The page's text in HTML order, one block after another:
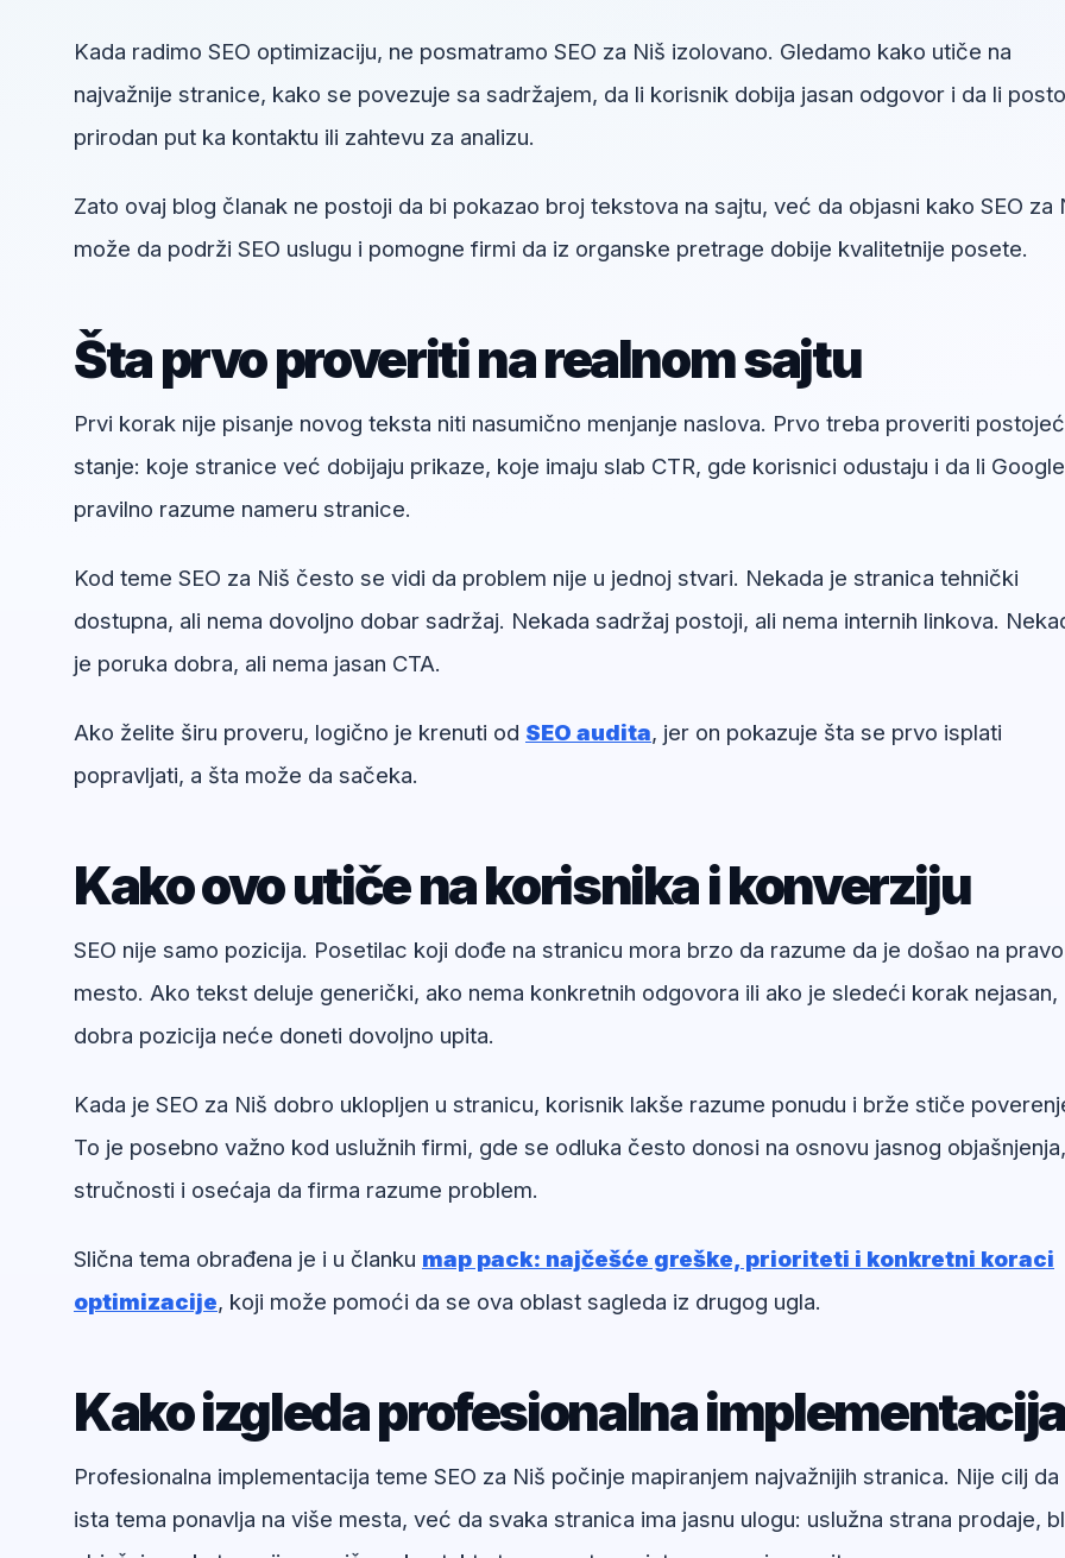
Kada radimo SEO optimizaciju, ne posmatramo SEO za Niš izolovano. Gledamo kako utiče na
najvažnije stranice, kako se povezuje sa sadržajem, da li korisnik dobija jasan odgovor i da li
prirodan put ka kontaktu ili zahtevu za analizu.
Zato ovaj blog članak ne postoji da bi pokazao broj tekstova na sajtu, već da objasni kako SEO za
može da podrži SEO uslugu i pomogne firmi da iz organske pretrage dobije kvalitetnije posete.
Šta prvo proveriti na realnom sajtu
Prvi korak nije pisanje novog teksta niti nasumično menjanje naslova. Prvo treba proveriti
stanje: koje stranice već dobijaju prikaze, koje imaju slab CTR, gde korisnici odustaju i da li Google
pravilno razume nameru stranice.
Kod teme SEO za Niš često se vidi da problem nije u jednoj stvari. Nekada je stranica tehnički
dostupna, ali nema dovoljno dobar sadržaj. Nekada sadržaj postoji, ali nema internih linkova.
je poruka dobra, ali nema jasan CTA.
Ako želite širu proveru, logično je krenuti od SEO audita, jer on pokazuje šta se prvo isplati
popravljati, a šta može da sačeka.
Kako ovo utiče na korisnika i konverziju
SEO nije samo pozicija. Posetilac koji dođe na stranicu mora brzo da razume da je došao na pravo
mesto. Ako tekst deluje generički, ako nema konkretnih odgovora ili ako je sledeći korak nejasan,
dobra pozicija neće doneti dovoljno upita.
Kada je SEO za Niš dobro uklopljen u stranicu, korisnik lakše razume ponudu i brže stiče
To je posebno važno kod uslužnih firmi, gde se odluka često donosi na osnovu jasnog objašnjenja,
stručnosti i osećaja da firma razume problem.
Slična tema obrađena je i u članku map pack: najčešće greške, prioriteti i konkretni koraci
optimizacije, koji može pomoći da se ova oblast sagleda iz drugog ugla.
Kako izgleda profesionalna
Profesionalna implementacija teme SEO za Niš počinje mapiranjem najvažnijih stranica. Nije cilj da
ista tema ponavlja na više mesta, već da svaka stranica ima jasnu ulogu: uslužna strana prodaje,